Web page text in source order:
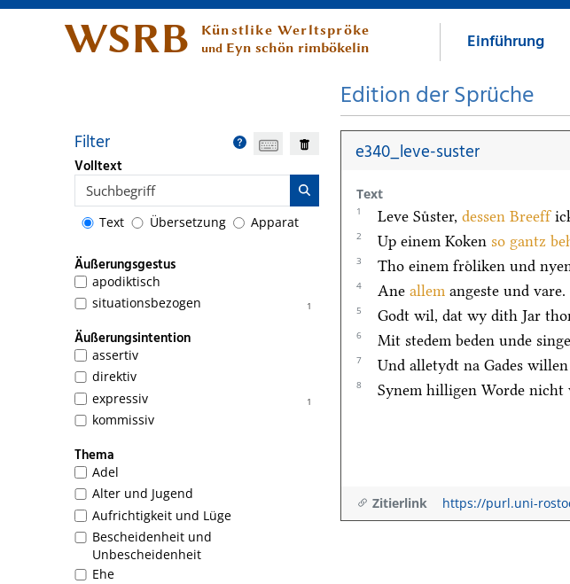
WSRB Künstlike Werltspröke
und Eyn schön rimbökelin Einführung
Filter
Volltext
Text Übersetzung Apparat
Äußerungsgestus
apodiktisch
1
situationsbezogen
Äußerungsintention
assertiv
direktiv
1
expressiv
kommissiv
Thema
Adel
Alter und Jugend
Aufrichtigkeit und Lüge
Bescheidenheit und
Unbescheidenheit
Ehe
Edition der Sprüche
e340_leve-suster
Text
1 Leve Suͤster, dessen Breeff
2 Up einem Koken so gantz
3 Tho einem froͤliken und
4 Ane allem angeste und vare.
5 Godt wil, dat wy dith Jar
6 Mit stedem beden unde
7 Und alletydt na Gades
8 Synem hilligen Worde nicht
Zitierlink https://purl.uni-